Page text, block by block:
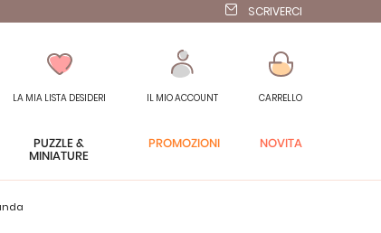
SCRIVERCI
LA MIA LISTA DESIDERI IL MIO ACCOUNT CARRELLO
PUZZLE &
MINIATURE
PROMOZIONI NOVITÀ